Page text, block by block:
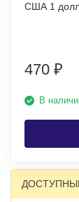
США 1
470 ₽
В